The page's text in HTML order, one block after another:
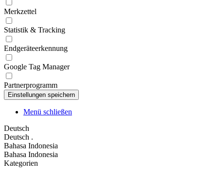
Merkzettel
Statistik & Tracking
Endgeräteerkennung
Google Tag Manager
Partnerprogramm
Menü schließen
Deutsch
Deutsch .
Bahasa Indonesia
Bahasa Indonesia
Kategorien